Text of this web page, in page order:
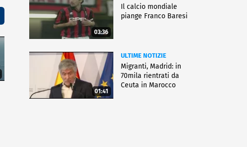
03:36
Il calcio mondiale
piange Franco Baresi
01:41
ULTIME NOTIZIE
Migranti, Madrid: in
70mila rientrati da
Ceuta in Marocco